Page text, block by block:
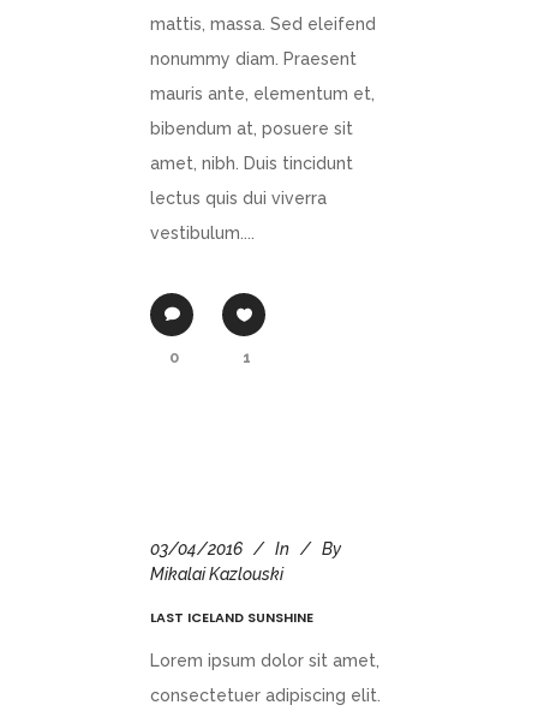
mattis, massa. Sed eleifend
nonummy diam. Praesent
mauris ante, elementum et,
bibendum at, posuere sit
amet, nibh. Duis tincidunt
lectus quis dui viverra
vestibulum....
0 1
03/04/2016 In
By
Mikalai Kazlouski
LAST ICELAND SUNSHINE
Lorem ipsum dolor sit amet,
consectetuer adipiscing elit.